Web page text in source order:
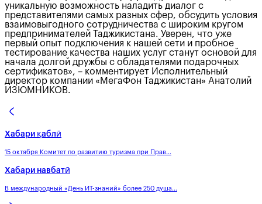
уникальную возможность наладить диалог с
представителями самых разных сфер, обсудить условия
взаимовыгодного сотрудничества с широким кругом
предпринимателей Таджикистана. Уверен, что уже
первый опыт подключения к нашей сети и пробное
тестирование качества наших услуг станут основой для
начала долгой дружбы с обладателями подарочных
сертификатов», – комментирует Исполнительный
директор компании «МегаФон Таджикистан» Анатолий
ИЗЮМНИКОВ.
Хабари қаблӣ
15 октября Комитет по развитию туризма при Прав...
Хабари навбатӣ
В международный «День ИТ-знаний» более 250 душа...